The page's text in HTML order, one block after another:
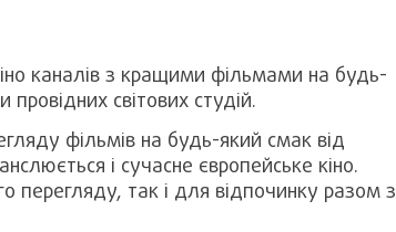
каналів з кращими фільмами на будь-
світових студій.
фільмів на будь-який смак від
і сучасне європейське кіно.
перегляду, так і для відпочинку разом з